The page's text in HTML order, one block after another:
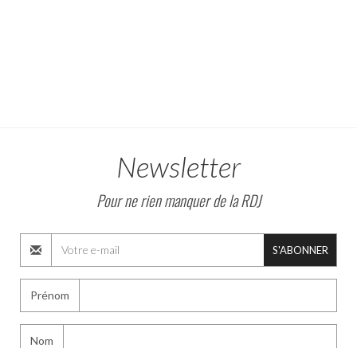
Newsletter
Pour ne rien manquer de la RDJ
S'ABONNER
Prénom
Nom